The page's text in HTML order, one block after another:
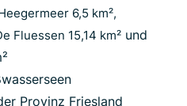
6,5 km²,
Fluessen 15,14 km² und
Provinz Friesland